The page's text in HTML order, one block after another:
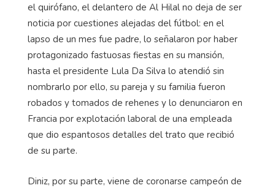
el quirófano, el delantero de Al Hilal no deja de ser
noticia por cuestiones alejadas del fútbol: en el
lapso de un mes fue padre, lo señalaron por haber
protagonizado fastuosas fiestas en su mansión,
hasta el presidente Lula Da Silva lo atendió sin
nombrarlo por ello, su pareja y su familia fueron
robados y tomados de rehenes y lo denunciaron en
Francia por explotación laboral de una empleada
que dio espantosos detalles del trato que recibió
de su parte.
Diniz, por su parte, viene de coronarse campeón de